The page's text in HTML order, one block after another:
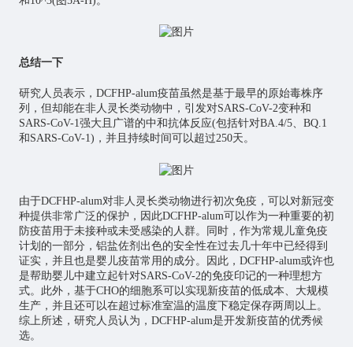
总结一下
研究人员表示，DCFHP-alum疫苗虽然是基于最早的原始毒株序
列，但却能在非人灵长类动物中，引发对SARS-CoV-2变种和
SARS-CoV-1强大且广谱的中和抗体反应(包括针对BA.4/5、BQ.1
和SARS-CoV-1)，并且持续时间可以超过250天。
由于DCFHP-alum对非人灵长类动物进行初次免疫，可以对新冠变
种提供非常广泛的保护，因此DCFHP-alum可以作为一种重要的初
防疫苗用于未接种或未受感染的人群。同时，作为常规儿童免疫
计划的一部分，铝盐佐剂出色的安全性在过去几十年中已经得到
证实，并且也是婴儿疫苗常用的成分。因此，DCFHP-alum或许也
是帮助婴儿中建立起针对SARS-CoV-2的免疫印记的一种理想方
式。此外，基于CHO的细胞系可以实现新疫苗的低成本、大规模
生产，并且还可以在超过标准室温的温度下稳定保存两周以上。
综上所述，研究人员认为，DCFHP-alum是开发新疫苗的优秀候
选。